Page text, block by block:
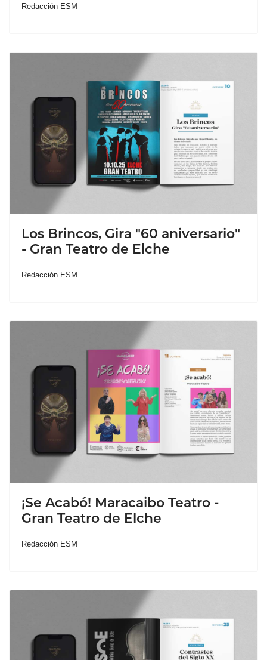
Redacción ESM
Los Brincos, Gira "60 aniversario"
- Gran Teatro de Elche
Redacción ESM
¡Se Acabó! Maracaibo Teatro -
Gran Teatro de Elche
Redacción ESM